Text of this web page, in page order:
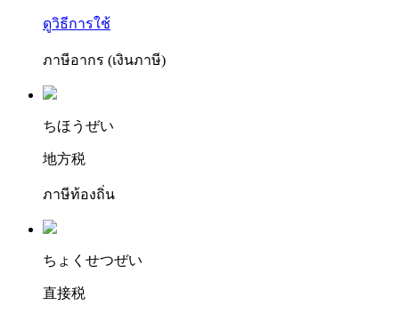
ดูวิธีการใช้
ภาษีอากร (เงินภาษี)
ちほ うぜい
地方税
ภาษีท้องถิ่น
ちょ くせつぜい
直接税